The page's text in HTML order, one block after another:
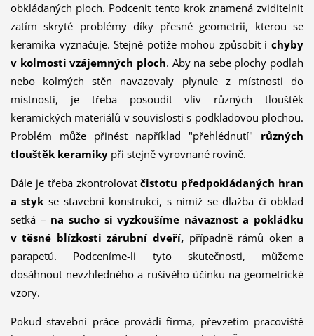
obkládaných ploch. Podcenit tento krok znamená zviditelnit
zatím skryté problémy díky přesné geometrii, kterou se
keramika vyznačuje. Stejné potíže mohou způsobit ichyby
v kolmosti vzájemných ploch. Aby na sebe plochy podlah
nebo kolmých stěn navazovaly plynule z místnosti do
místnosti, je třeba posoudit vliv různých tlouštěk
keramických materiálů v souvislosti s podkladovou plochou.
Problém může přinést například "přehlédnutí" různých
tlouštěk keramikypři stejně vyrovnané rovině.
Dále je třeba zkontrolovatčistotu předpokládaných hran
a styk se stavební konstrukcí, s nimiž se dlažba či obklad
setká – na sucho si vyzkoušíme návaznost a pokládku
v těsné blízkosti zárubní dveří, případně rámů oken a
parapetů. Podceníme-li tyto skutečnosti, můžeme
dosáhnout nevzhledného a rušivého účinku na geometrické
vzory.
Pokud stavební práce provádí firma, převzetím pracoviště